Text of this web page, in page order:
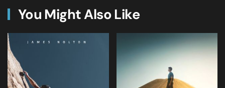
You Might Also Like